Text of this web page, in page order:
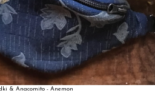
& Anacomito - Anemon